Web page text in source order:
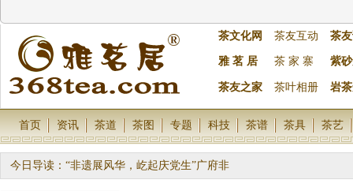
茶文化网 茶友互动 茶
雅 茗 居 茶 家 寨 紫
茶友之家 茶叶相册 岩
首页 资讯 茶道 茶图 专题 科技 茶谱 茶具 茶艺
今日导读： “非遗展风华，屹起庆党生”广府非